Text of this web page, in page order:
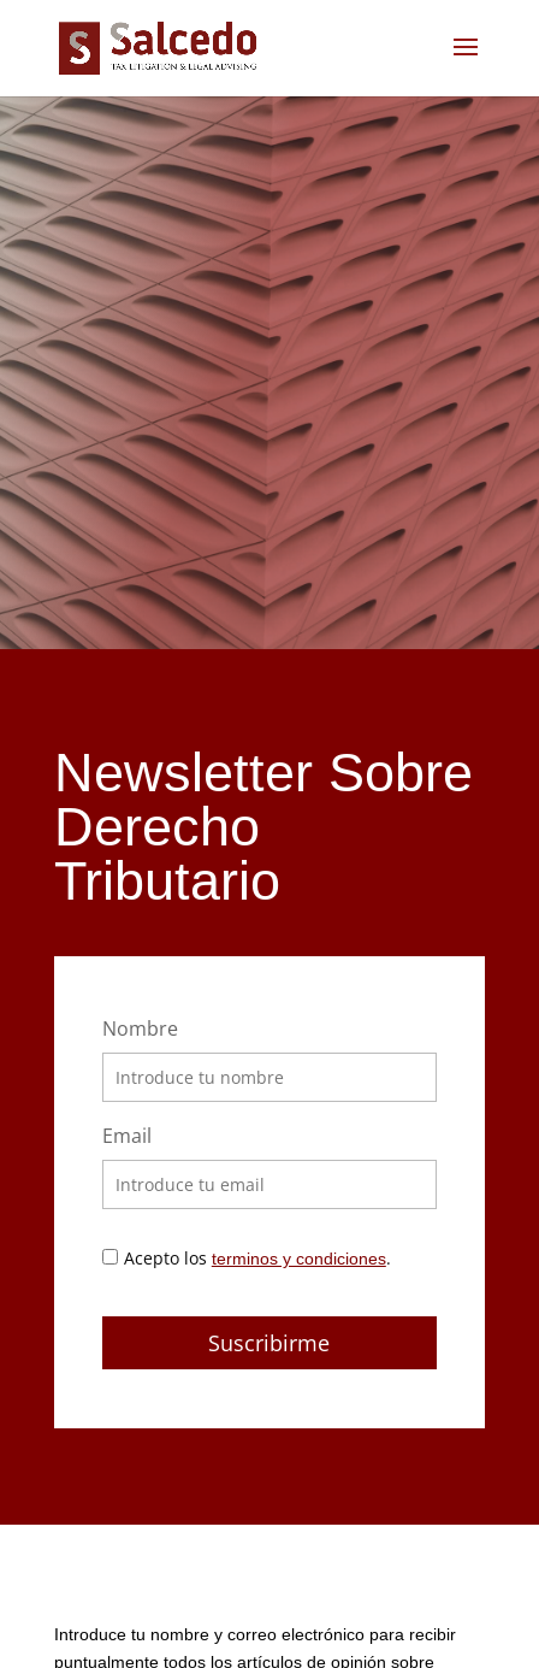
Newsletter Sobre
Derecho
Tributario
Nombre
Email
Acepto los terminos y condiciones.
Introduce tu nombre y correo electrónico para recibir
puntualmente todos los artículos de opinión sobre